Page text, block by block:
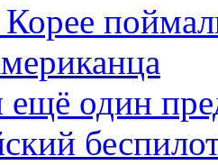
один